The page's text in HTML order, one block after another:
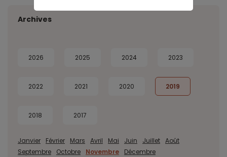
Archives
2026 2025 2024 2023
2022 2021 2020 2019
2018 2017
Janvier Février Mars Avril Mai Juin Juillet Août
Septembre
Octobre Novembre Décembre